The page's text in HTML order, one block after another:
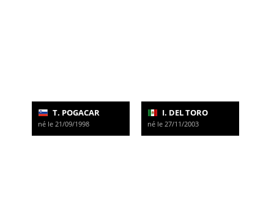
T. POGACAR
né le 21/09/1998
I. DEL TORO
né le 27/11/2003